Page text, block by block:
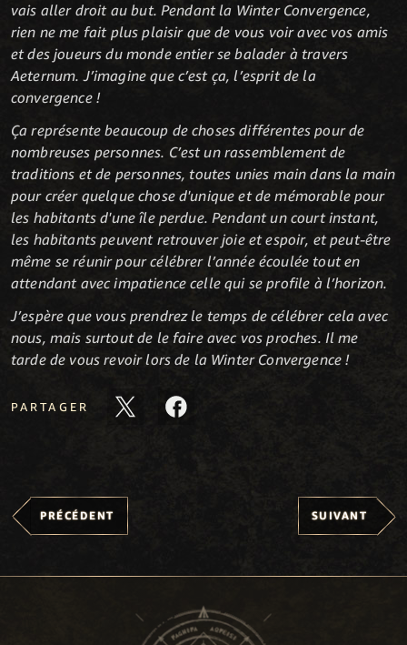
vais aller droit au but. Pendant la Winter Convergence,
rien ne me fait plus plaisir que de vous voir avec vos amis
et des joueurs du monde entier se balader à travers
Aeternum. J’imagine que c’est ça, l’esprit de la
convergence !
Ça représente beaucoup de choses différentes pour de
nombreuses personnes. C’est un rassemblement de
traditions et de personnes, toutes unies main dans la main
pour créer quelque chose d'unique et de mémorable pour
les habitants d'une île perdue. Pendant un court instant,
les habitants peuvent retrouver joie et espoir, et peut-être
même se réunir pour célébrer l’année écoulée tout en
attendant avec impatience celle qui se profile à l’horizon.
J’espère que vous prendrez le temps de célébrer cela avec
nous, mais surtout de le faire avec vos proches. Il me
tarde de vous revoir lors de la Winter Convergence !
PARTAGER
PRÉCÉDENT SUIVANT